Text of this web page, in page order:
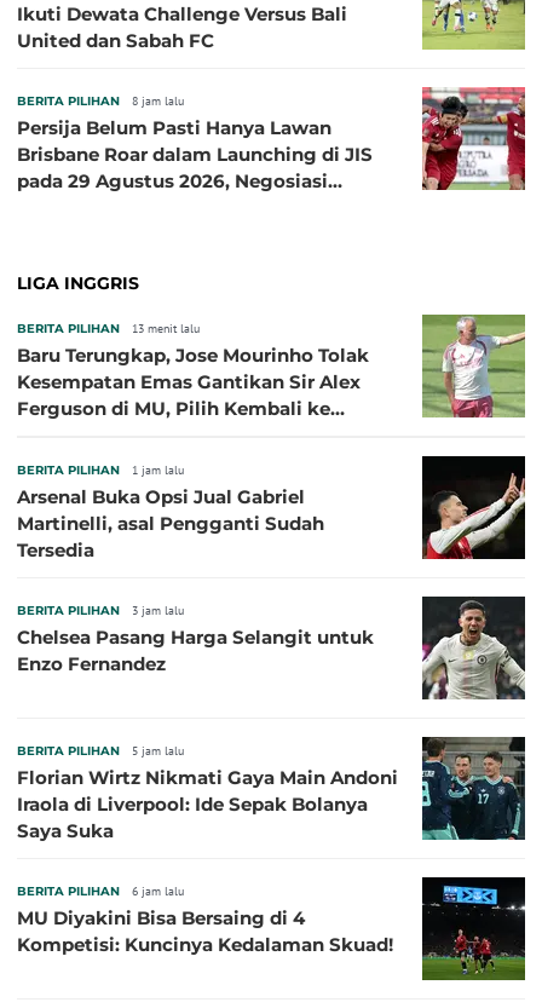
Ikuti Dewata Challenge Versus Bali
United dan Sabah FC
BERITA PILIHAN 8 jam lalu
Persija Belum Pasti Hanya Lawan
Brisbane Roar dalam Launching di JIS
pada 29 Agustus 2026, Negosiasi
LIGA INGGRIS
BERITA PILIHAN 13 menit lalu
Baru Terungkap, Jose Mourinho Tolak
Kesempatan Emas Gantikan Sir Alex
Ferguson di MU, Pilih Kembali ke
BERITA PILIHAN 1 jam lalu
Arsenal Buka Opsi Jual Gabriel
Martinelli, asal Pengganti Sudah
Tersedia
BERITA PILIHAN 3 jam lalu
Chelsea Pasang Harga Selangit untuk
Enzo Fernandez
BERITA PILIHAN 5 jam lalu
Florian Wirtz Nikmati Gaya Main Andoni
Iraola di Liverpool: Ide Sepak Bolanya
Saya Suka
BERITA PILIHAN 6 jam lalu
MU Diyakini Bisa Bersaing di 4
Kompetisi: Kuncinya Kedalaman Skuad!